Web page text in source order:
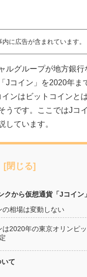
内に広告が含まれています。
ルグループが地方銀行
Jコイン」を2020年ま
ンはビットコインと
うです。ここではJコ
しています。
クから仮想通貨「Jコイン
の相場は変動しない
は2020年の東京オリンピ
て